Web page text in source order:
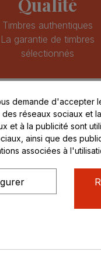
Timbres authentiques
La garantie de timbres
sélectionnés
de nous
sécurisé
nous
demande d'accepter
réseaux sociaux et
et à la publicité sont
ainsi que des
associées à